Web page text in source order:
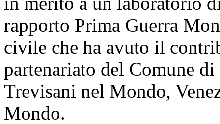
rapporto Prima Guerra
civile che ha avuto il
partenariato del Comune
Trevisani nel Mondo,
Mondo.